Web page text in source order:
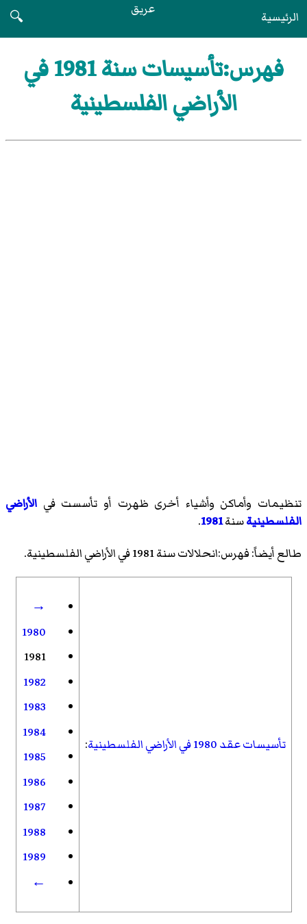
الرئيسية عريق
🔍
فهرس:تأسيسات سنة 1981 في
الأراضي الفلسطينية
تنظيمات وأماكن وأشياء أخرى ظهرت أو تأسست في الأراضي
الفلسطينيةسنة1981
.
طالع أيضاً:فهرس:انحلالات سنة 1981 في الأراضي الفلسطينية .
تأسيسات عقد 1980 في الأراضي الفلسطينية :
→
1980
1981
1982
1983
1984
1985
1986
1987
1988
1989
←